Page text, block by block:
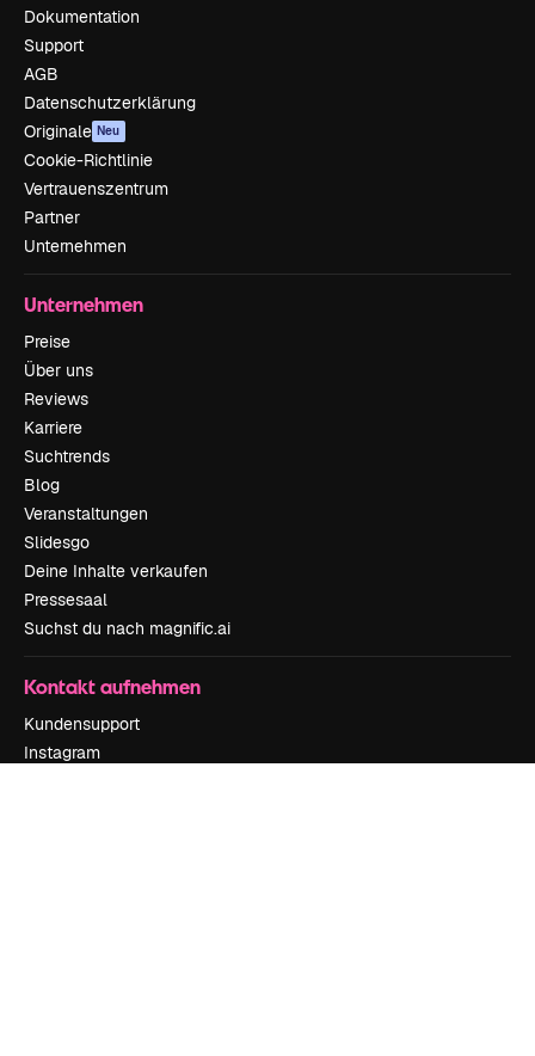
Dokumentation
Support
AGB
Datenschutzerklärung
Originale Neu
Cookie-Richtlinie
Vertrauenszentrum
Partner
Unternehmen
Unternehmen
Preise
Über uns
Reviews
Karriere
Suchtrends
Blog
Veranstaltungen
Slidesgo
Deine Inhalte verkaufen
Pressesaal
Suchst du nach magnific.ai
Kontakt aufnehmen
Kundensupport
Instagram